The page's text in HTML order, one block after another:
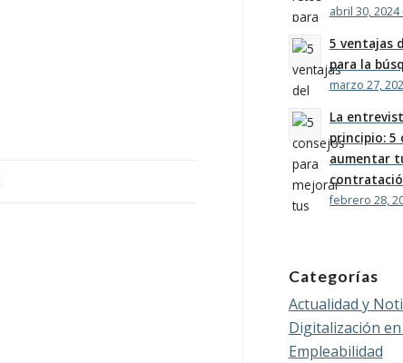
abril 30, 2024
5 ventajas
para la
marzo 27,
La
principio: 5
aumentar
febrero 28,
Categorías
Actualidad y
Digitalización en
Empleabilidad